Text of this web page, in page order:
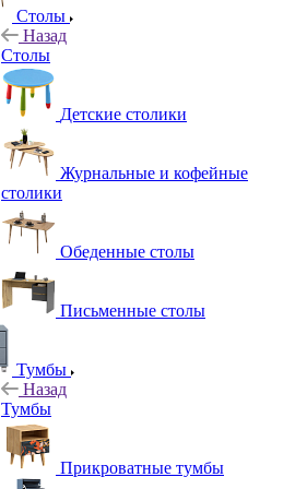
Столы
Назад
Столы
Детские столики
Журнальные и кофейные
столики
Обеденные столы
Письменные столы
Тумбы
Назад
Тумбы
Прикроватные тумбы